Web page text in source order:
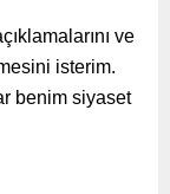
ve
isterim.
benim siyaset